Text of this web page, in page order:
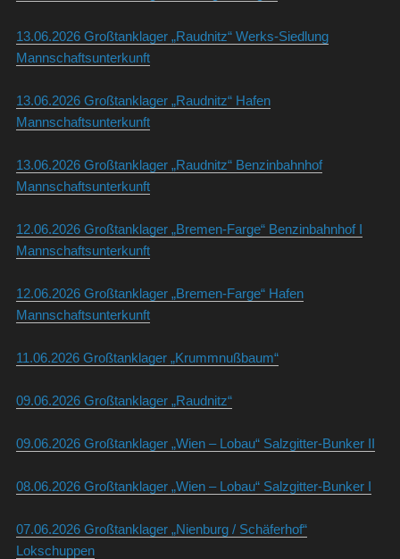
13.06.2026 Großtanklager „Raudnitz“ Werks-Siedlung
Mannschaftsunterkunft
13.06.2026 Großtanklager „Raudnitz“ Hafen
Mannschaftsunterkunft
13.06.2026 Großtanklager „Raudnitz“ Benzinbahnhof
Mannschaftsunterkunft
12.06.2026 Großtanklager „Bremen-Farge“ Benzinbahnhof I
Mannschaftsunterkunft
12.06.2026 Großtanklager „Bremen-Farge“ Hafen
Mannschaftsunterkunft
11.06.2026 Großtanklager „Krummnußbaum“
09.06.2026 Großtanklager „Raudnitz“
09.06.2026 Großtanklager „Wien – Lobau“ Salzgitter-Bunker II
08.06.2026 Großtanklager „Wien – Lobau“ Salzgitter-Bunker I
07.06.2026 Großtanklager „Nienburg / Schäferhof“
Lokschuppen